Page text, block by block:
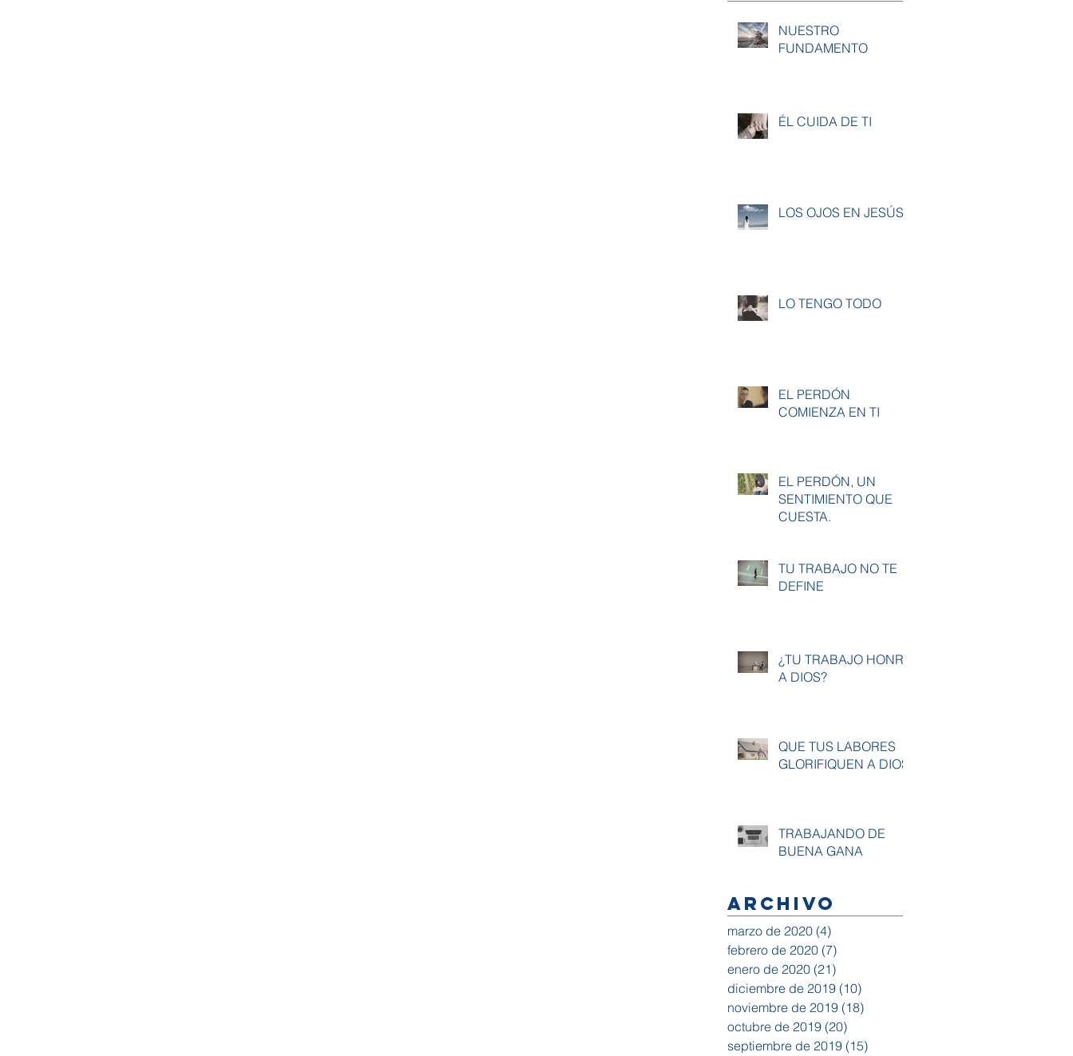
NUESTRO
FUNDAMENTO
ÉL CUIDA DE TI
LOS OJOS EN JESÚS
LO TENGO TODO
EL PERDÓN
COMIENZA EN TI
EL PERDÓN, UN
SENTIMIENTO QUE
CUESTA.
TU TRABAJO NO TE
DEFINE
¿TU TRABAJO HONRA
A DIOS?
QUE TUS LABORES
GLORIFIQUEN A DIOS
TRABAJANDO DE
BUENA GANA
Archivo
marzo de 2020 (4)
febrero de 2020 (7)
enero de 2020 (21)
diciembre de 2019 (10)
noviembre de 2019 (18)
octubre de 2019 (20)
septiembre de 2019 (15)